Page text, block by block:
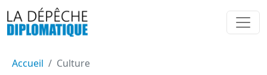
Accueil Culture